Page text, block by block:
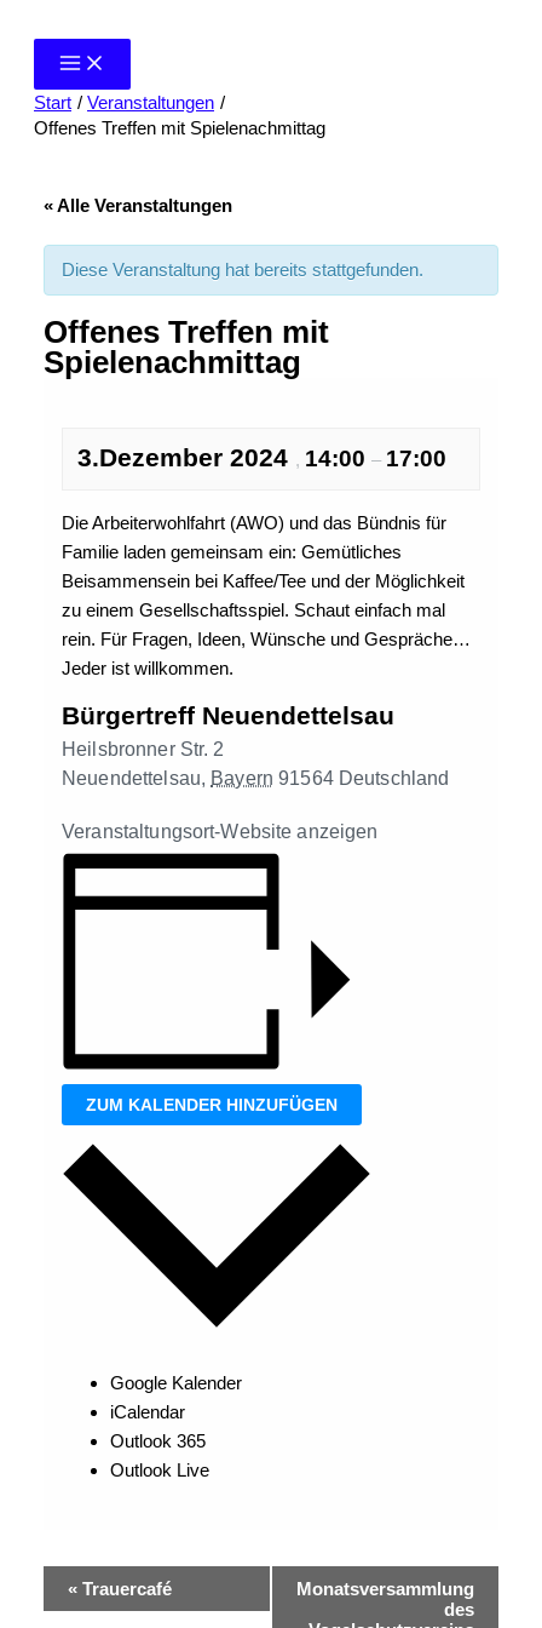
Start
Veranstaltungen
Offenes Treffen mit Spielenachmittag
« Alle Veranstaltungen
Diese Veranstaltung hat bereits stattgefunden.
Offenes Treffen mit
Spielenachmittag
3.Dezember 2024 , 14:00– 17:00
Die Arbeiterwohlfahrt (AWO) und das Bündnis für
Familie laden gemeinsam ein: Gemütliches
Beisammensein bei Kaffee/Tee und der Möglichkeit
zu einem Gesellschaftsspiel. Schaut einfach mal
rein. Für Fragen, Ideen, Wünsche und Gespräche…
Jeder ist willkommen.
Bürgertreff Neuendettelsau
Heilsbronner Str. 2
Neuendettelsau, Bayern 91564 Deutschland
Veranstaltungsort-Website anzeigen
ZUM KALENDER HINZUFÜGEN
Google Kalender
iCalendar
Outlook 365
Outlook Live
Veranstaltung-
Navigation
« Trauercafé
Monatsversammlung
des